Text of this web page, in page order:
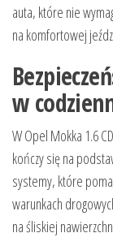
auta, które nie
na komfortowej
w
W Opel Mokka 1.6
kończy się na
systemy, które
warunkach
na śliskiej